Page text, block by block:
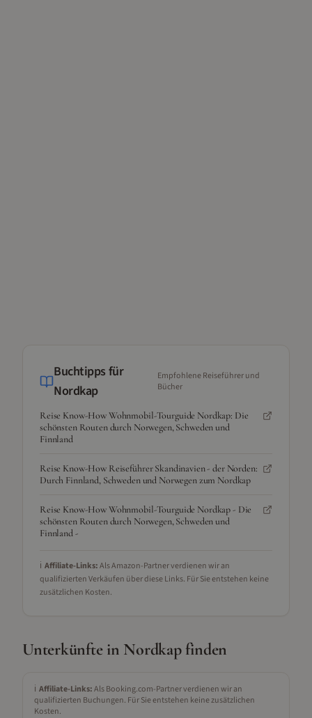
Buchtipps für
Nordkap
Empfohlene Reiseführer und
Bücher
Reise Know-How Wohnmobil-Tourguide Nordkap: Die
schönsten Routen durch Norwegen, Schweden und
Finnland
Reise Know-How Reiseführer Skandinavien - der Norden:
Durch Finnland, Schweden und Norwegen zum Nordkap
Reise Know-How Wohnmobil-Tourguide Nordkap - Die
schönsten Routen durch Norwegen, Schweden und
Finnland -
ℹ️ Affiliate-Links:Als Amazon-Partner verdienen wir an
qualifizierten Verkäufen über diese Links. Für Sie entstehen keine
zusätzlichen Kosten.
Unterkünfte in Nordkapfinden
ℹ️ Affiliate-Links:Als Booking.com-Partner verdienen wir an
qualifizierten Buchungen. Für Sie entstehen keine zusätzlichen
Kosten.